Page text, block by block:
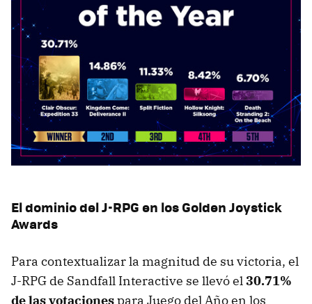
El dominio del J-RPG en los Golden Joystick
Awards
Para contextualizar la magnitud de su victoria, el
J-RPG de Sandfall Interactive se llevó el30.71%
de las votacionespara Juego del Año en los